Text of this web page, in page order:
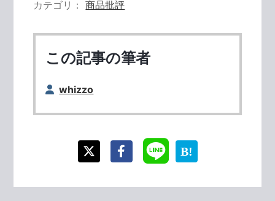
カテゴリ
商品批評
この記事の筆者
whizzo